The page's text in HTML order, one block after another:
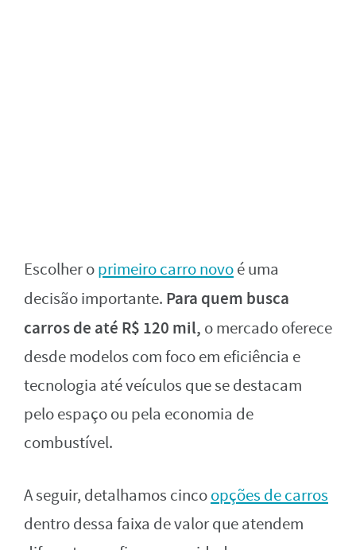
Escolher oprimeiro carro novoé uma
decisão importante. Para quem busca
carros de até R$ 120 mil, o mercado oferece
desde modelos com foco em eficiência e
tecnologia até veículos que se destacam
pelo espaço ou pela economia de
combustível.
A seguir, detalhamos cincoopções de carros
dentro dessa faixa de valor que atendem